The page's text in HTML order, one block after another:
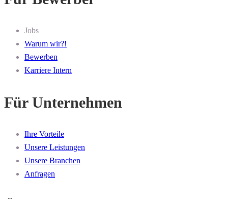
Jobs
Warum wir?!
Bewerben
Karriere Intern
Für Unternehmen
Ihre Vorteile
Unsere Leistungen
Unsere Branchen
Anfragen